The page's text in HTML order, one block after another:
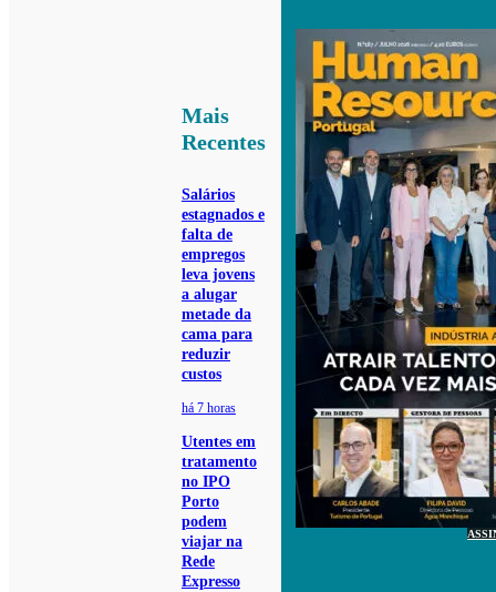
Mais
Recentes
Salários
estagnados e
falta de
empregos
leva jovens
a alugar
metade da
cama para
reduzir
custos
há 7 horas
Utentes em
tratamento
no IPO
Porto
podem
viajar na
Rede
Expresso